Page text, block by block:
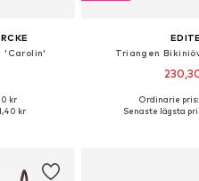
'Carolin'
M, XL, XXL
kr
kr
Triangen
Tillgängliga
Ordinarie
Senaste lägsta